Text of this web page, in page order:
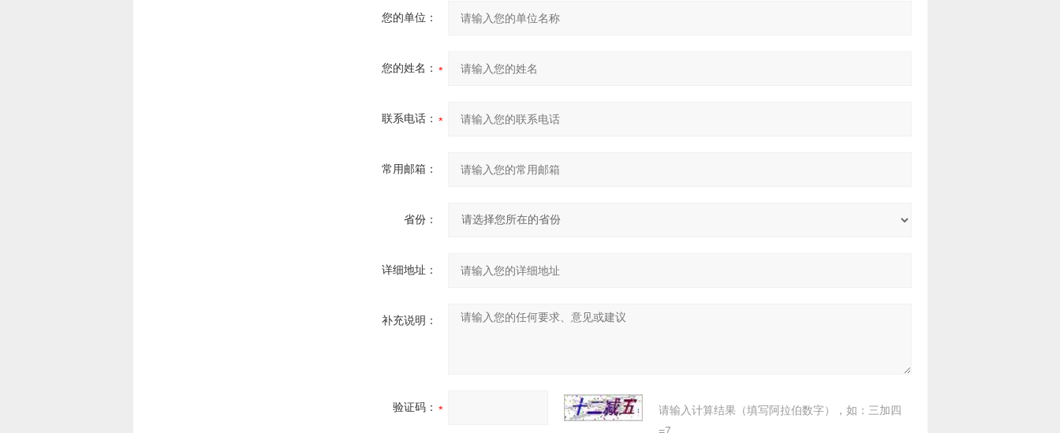
您的单位：
您的姓名：
联系电话：
常用邮箱：
省份：
详细地址：
补充说明：
验证码：
请输入计算结果（填写阿拉伯数字），如：三加四